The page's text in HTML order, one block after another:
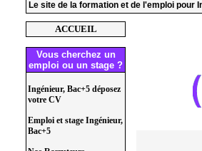
Le site de la formation et de l'emploi pour
ACCUEIL
Vous cherchez un
emploi ou un stage ?
Ingénieur, Bac+5 déposez
votre CV
Emploi et stage Ingénieur,
Bac+5